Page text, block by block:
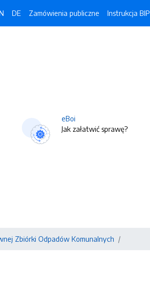
DE Zamówienia publiczne Instrukcja BIP
eBoi
Jak załatwić sprawę?
Zbiórki Odpadów Komunalnych